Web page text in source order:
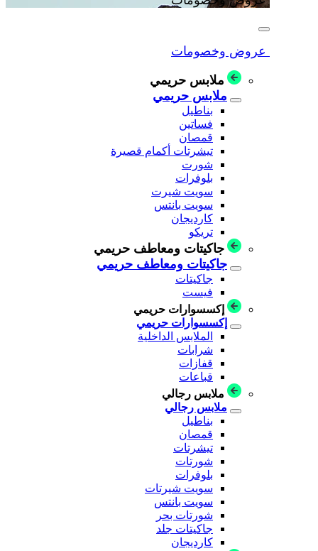
عروض وخصومات
ملابس حريمي
ملابس حريمي
بناطيل
فساتين
قمصان
تيشرتات أكمام قصيرة
شورت
بلوفرات
سويت شيرت
سويت بانتس
كارديجان
تريكو
جاكيتات ومعاطف حريمي
جاكيتات ومعاطف حريمي
جاكيتات
فيست
إكسسوارات حريمي
إكسسوارات حريمي
الملابس الداخلية
شرابات
قفازات
قباعات
ملابس رجالي
ملابس رجالي
بناطيل
قمصان
تيشرتات
شورتات
بلوفرات
سويت شيرتات
سويت بانتس
شورتات بحر
جاكيتات جلد
كارديجان